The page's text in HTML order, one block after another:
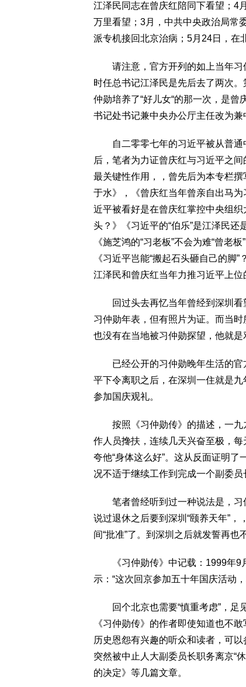
江泽民同志在曾庆红陪同下看望；4
万里看望；3月，中共中央政治局常
派专机接回北京治病；5月24日，在
请注意，官方开列的如上当年习
时任总书记江泽民是先后去了两次
仲勋培养了“好儿女“的那一次，是
书记处书记兼中央办公厅主任改为兼
自二零零七年的习近平被从普通
后，笔者为力证曾庆红与习近平之
最关键性作用，，曾先后为本专栏
于水》，《曾庆红当年曾亲自出马
近平被看好是在曾庆红掌控中央组
头？》《习近平的“伯乐”是江泽民还
《施芝鸿的“习老板”不会为难“曾老
《习近平岂能“搬起石头砸自己的脚
江泽民和曾庆红当年力推习近平上位
回过头去再忆当年曾经到深圳看
习仲勋年表，但有照片为证。而当
也没有在当地被习仲勋探望，他就是
已经公开的习仲勋晚年生活的官
平下令离职之后，在深圳一住就是
参加国庆观礼。
按照《习仲勋传》的描述，一九
作人员搀扶，连续几天兴奋至极，
夸他“身体这么好”。这从反面证明
况不适于继续工作到完成一个副委员
笔者曾经听到过一种说法是，习
说过退休之后要到深圳“颐养天年”
间“批准”了。到深圳之后就发誓再也
《习仲勋传》中记载：1999年9
示：“这次回京参加五十年国庆活动
回个北京也需要“慎重考虑”，足
《习仲勋传》的作者即使知道也不
历史恩怨有兴趣的听众和读者，可
突然被中止人大副委员长职务离京“
的决定》等几篇文章。